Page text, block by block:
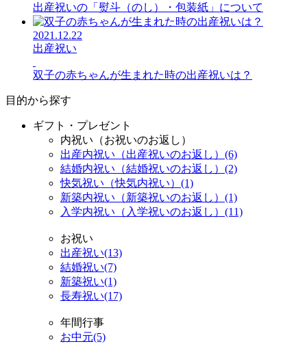
出産祝いの「熨斗（のし）・包装紙」について
2021.12.22
出産祝い
双子の赤ちゃんが生まれた時の出産祝いは？
目的から探す
ギフト・プレゼント
内祝い（お祝いのお返し）
出産内祝い（出産祝いのお返し）(6)
結婚内祝い（結婚祝いのお返し）(2)
快気祝い（快気内祝い）(1)
新築内祝い（新築祝いのお返し）(1)
入学内祝い（入学祝いのお返し）(11)
お祝い
出産祝い(13)
結婚祝い(7)
新築祝い(1)
長寿祝い(17)
年間行事
お中元(5)